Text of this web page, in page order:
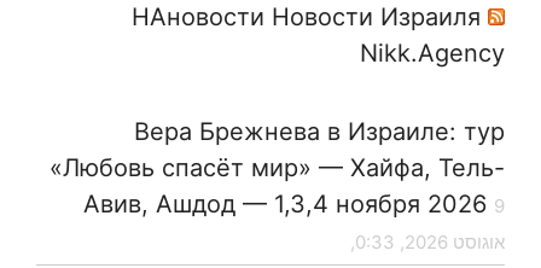
НАновости Новости Израиля
Nikk.Agency
Вера Брежнева в Израиле: тур
«Любовь спасёт мир» — Хайфа, Тель-
Авив, Ашдод — 1,3,4 ноября 2026 9
אוגוסט 2026, 0:33,